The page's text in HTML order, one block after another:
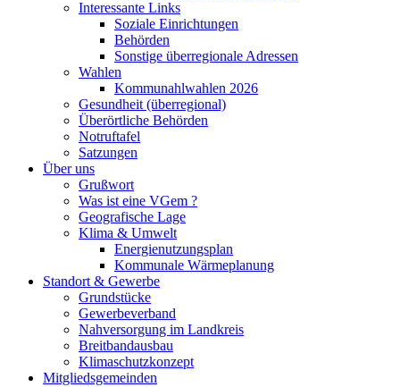
Interessante Links
Soziale Einrichtungen
Behörden
Sonstige überregionale Adressen
Wahlen
Kommunahlwahlen 2026
Gesundheit (überregional)
Überörtliche Behörden
Notruftafel
Satzungen
Über uns
Grußwort
Was ist eine VGem ?
Geografische Lage
Klima & Umwelt
Energienutzungsplan
Kommunale Wärmeplanung
Standort & Gewerbe
Grundstücke
Gewerbeverband
Nahversorgung im Landkreis
Breitbandausbau
Klimaschutzkonzept
Mitgliedsgemeinden